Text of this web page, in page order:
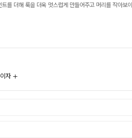
를 더해 룩을 더욱 멋스럽게 만들어주고 머리를 작아보
자